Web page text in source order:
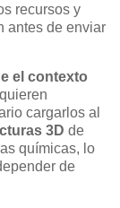
recursos y
antes de enviar
el contexto
cargarlos al
3D de
químicas, lo
de